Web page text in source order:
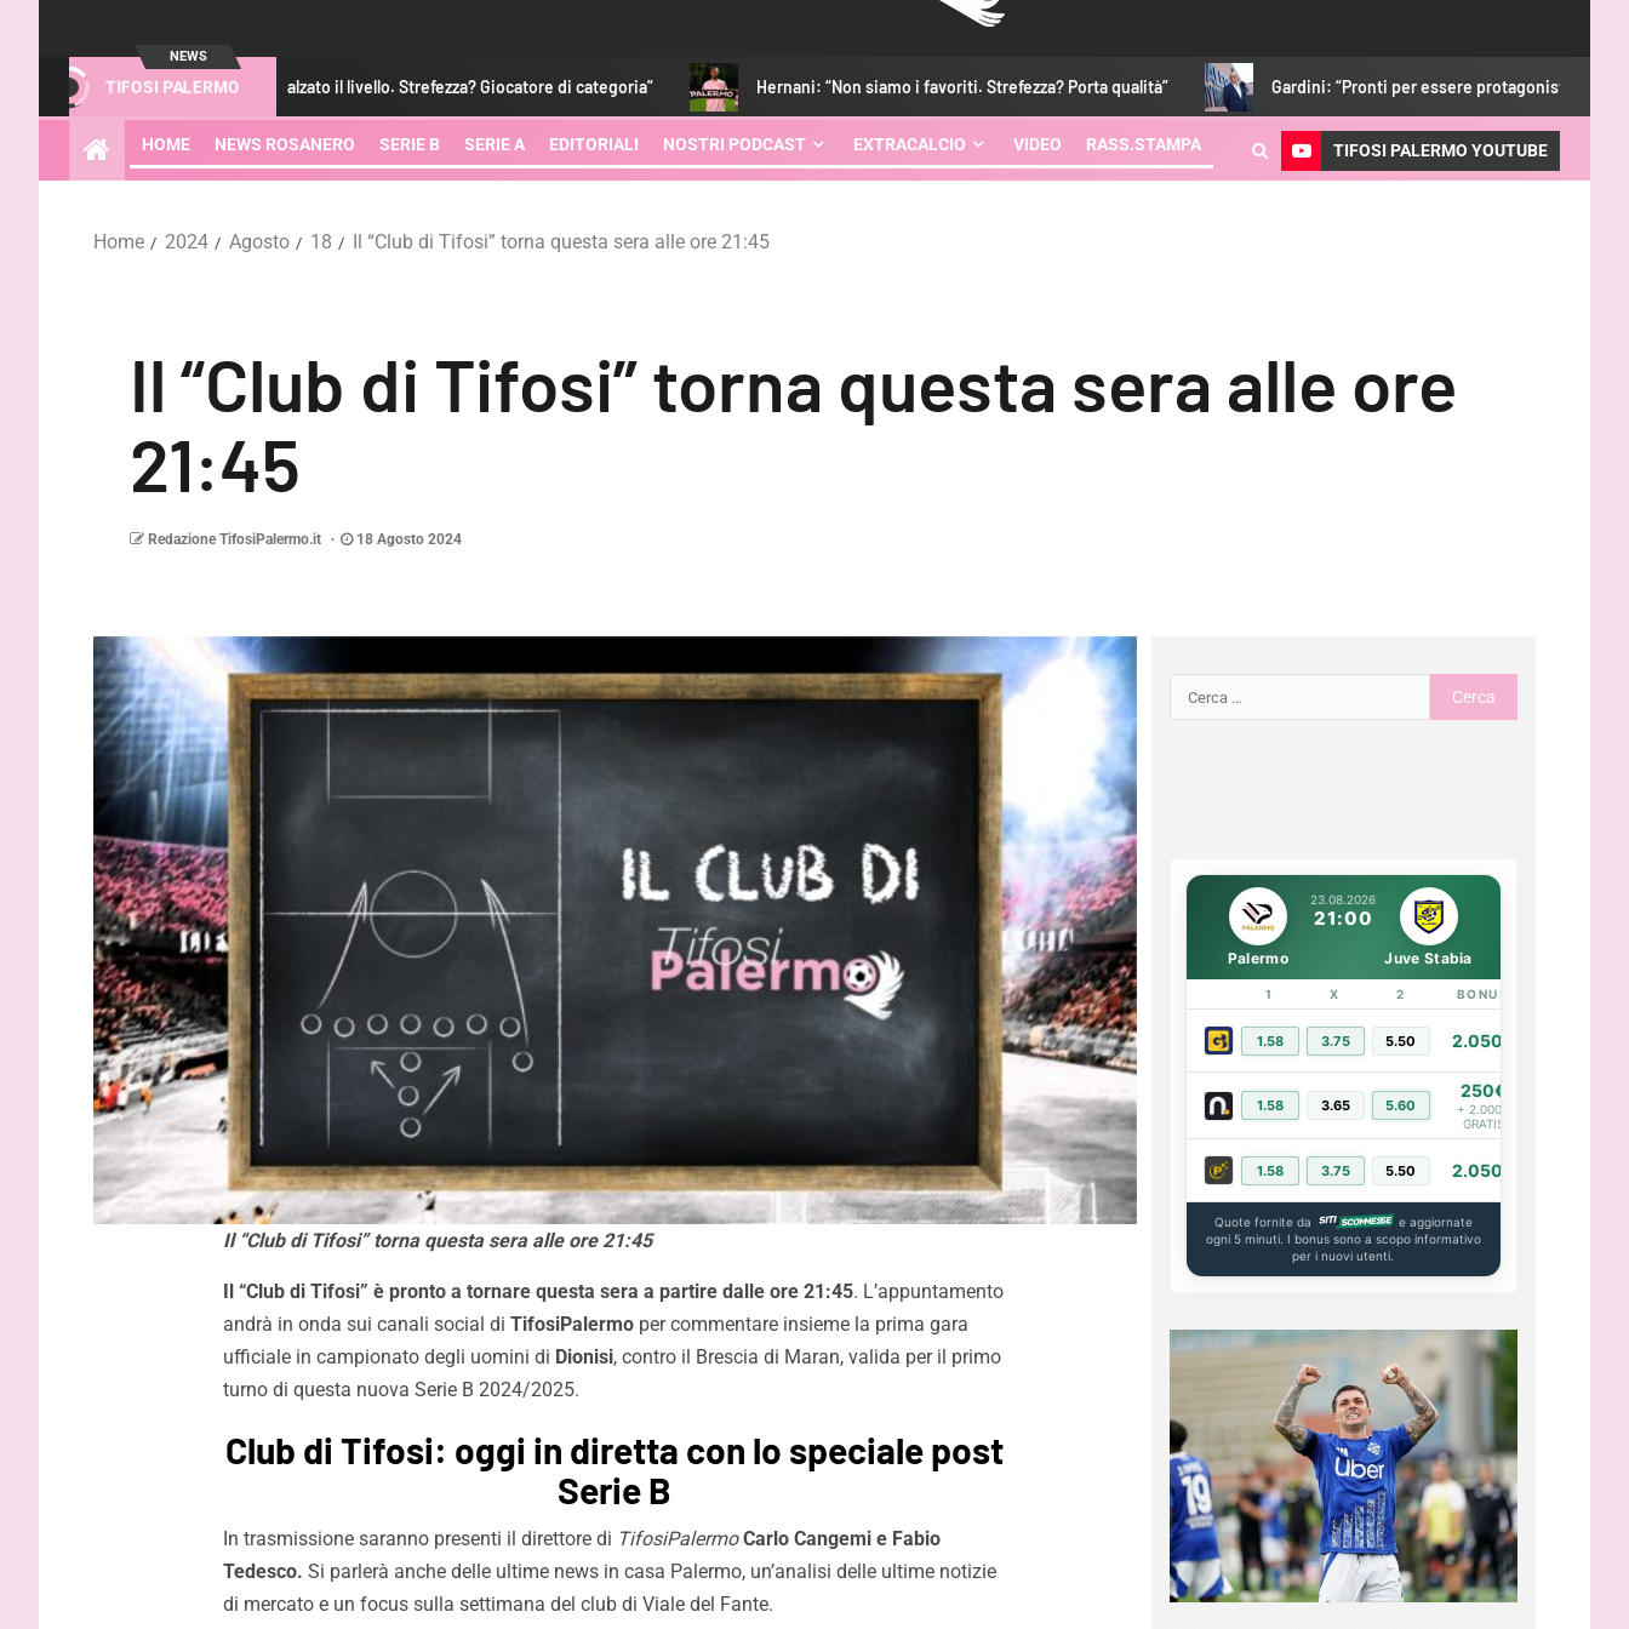
NEWS
TIFOSI PALERMO
Augello: “Abbiamo alzato il livello. Strefezza? Giocatore di categoria” Hernani: “Non siamo i favoriti. Strefezza? Porta qualità” Gardini: “Pronti per essere protagonisti. Con i tifosi nulla è
HOME NEWS ROSANERO SERIE B SERIE A EDITORIALI NOSTRI PODCAST EXTRACALCIO VIDEO RASS.STAMPA TIFOSI PALERMO YOUTUBE
Home 2024 Agosto 18 Il “Club di Tifosi” torna questa sera alle ore 21:45
Il “Club di Tifosi” torna questa sera alle ore
21:45
Redazione TifosiPalermo.it 18 Agosto 2024
Il “Club di Tifosi” torna questa sera alle ore 21:45
Il “Club di Tifosi” è pronto a tornare questa sera a partire dalle ore 21:45. L’appuntamento
andrà in onda sui canali social di TifosiPalermoper commentare insieme la prima gara
ufficiale in campionato degli uomini di Dionisi, contro il Brescia di Maran, valida per il primo
turno di questa nuova Serie B 2024/2025.
Club di Tifosi: oggi in diretta con lo speciale post
Serie B
In trasmissione saranno presenti il direttore di TifosiPalermo Carlo Cangemie Fabio
Tedesco. Si parlerà anche delle ultime news in casa Palermo, un’analisi delle ultime notizie
di mercato e un focus sulla settimana del club di Viale del Fante.
23.08.2026
21:00
Palermo Juve Stabia
1 X 2 BONUS
1.58 3.75 5.50 2.050€
1.58 3.65 5.60
250€
+ 2.000€
GRATIS
1.58 3.75 5.50 2.050€
Quote fornite da
e aggiornate
ogni 5 minuti. I bonus sono a scopo informativo
per i nuovi utenti.